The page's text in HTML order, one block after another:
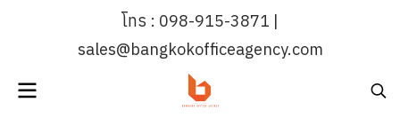
โทร : 098-915-3871 |
sales@bangkokofficeagency.com